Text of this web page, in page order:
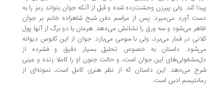
کند. ولی پیرزن وحشت‌زده شده و قبل از آنکه جوان بتواند رمز را به
آورد می‌میرد. پس از مراسم دفن شبح شاهزاده خانم بر جوان
می‌شود و سه ورق را نشانش می‌دهد. هرمان با دو برگ از آنها پول
در قمار می‌برد، ولی با سومی می‌بازد. جوان از این کابوس دیوانه
داستان به خصوص تحلیل بسیار دقیق و فشرده‌ از
این جوان است، و حالت جنون او را کاملا زنده و عینی
می‌دهد. این داستان که از نظر هنری کامل است، نمونه‌ای از
ادبی است.